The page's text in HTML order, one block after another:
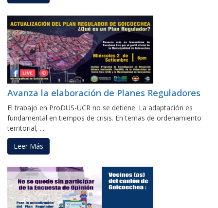
Avanza la elaboración de Planes Reguladores
El trabajo en ProDUS-UCR no se detiene. La adaptación es
fundamental en tiempos de crisis. En temas de ordenamiento
territorial, ...
Leer Más